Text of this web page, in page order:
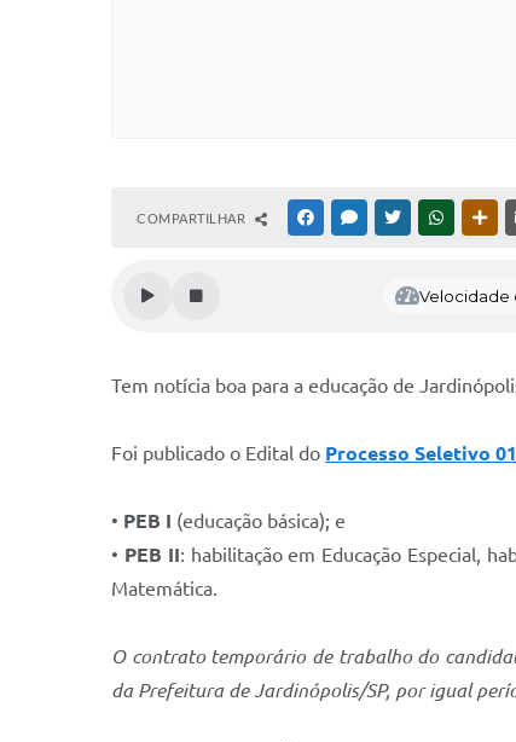
COMPARTILHAR FACEBOOKMESSENGER
TWITTER
Velocidade
Tem notícia boa para a educação de
Foi publicado o Edital do Processo Seletivo
• PEB I (educação básica); e
• PEB II: habilitação em Educação Especial,
Matemática.
O contrato temporário de trabalho do
da Prefeitura de Jardinópolis/SP, por igual